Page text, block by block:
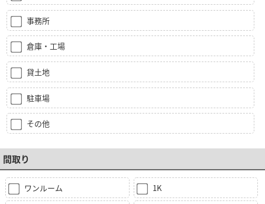
事務所
倉庫・工場
貸土地
駐車場
その他
間取り
ワンルーム 1K